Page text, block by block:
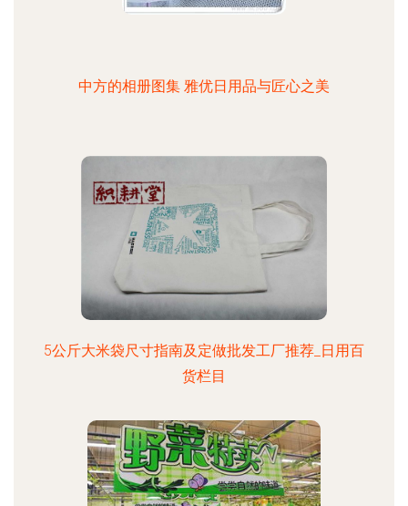
中方的相册图集 雅优日用品与匠心之美
5公斤大米袋尺寸指南及定做批发工厂推荐_日用百
货栏目